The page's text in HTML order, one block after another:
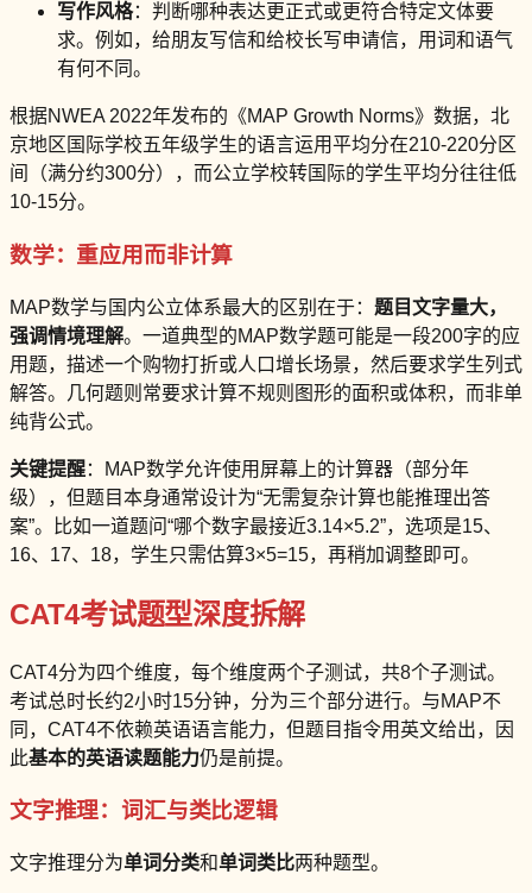
写作风格：判断哪种表达更正式或更符合特定文体要
求。例如，给朋友写信和给校长写申请信，用词和语气
有何不同。
根据NWEA 2022年发布的《MAP Growth Norms》数据，北
京地区国际学校五年级学生的语言运用平均分在210-220分区
间（满分约300分），而公立学校转国际的学生平均分往往低
10-15分。
数学：重应用而非计算
MAP数学与国内公立体系最大的区别在于： 题目文字量大，
强调情境理解。一道典型的MAP数学题可能是一段200字的应
用题，描述一个购物打折或人口增长场景，然后要求学生列式
解答。几何题则常要求计算不规则图形的面积或体积，而非单
纯背公式。
关键提醒：MAP数学允许使用屏幕上的计算器（部分年
级），但题目本身通常设计为“无需复杂计算也能推理出答
案”。比如一道题问“哪个数字最接近3.14×5.2”，选项是15、
16、17、18，学生只需估算3×5=15，再稍加调整即可。
CAT4考试题型深度拆解
CAT4分为四个维度，每个维度两个子测试，共8个子测试。
考试总时长约2小时15分钟，分为三个部分进行。与MAP不
同，CAT4不依赖英语语言能力，但题目指令用英文给出，因
此基本的英语读题能力仍是前提。
文字推理：词汇与类比逻辑
文字推理分为单词分类和单词类比两种题型。